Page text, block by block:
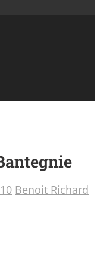
Benoit Richard